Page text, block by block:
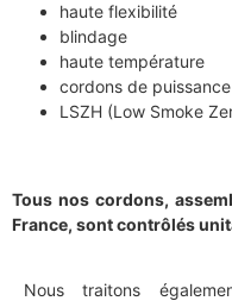
haute flexibilité
blindage
haute température
cordons de puissance
LSZH (Low Smoke
Tous nos cordons,
France, sont contrôlés
Nous traitons